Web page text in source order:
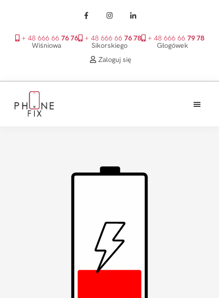
+ 48 666 66 76 76
Wiśniowa
+ 48 666 66 76 78
Sikorskiego
+ 48 666 66 79 78
Głogówek
Zaloguj się
głównego